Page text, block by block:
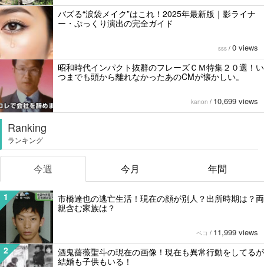
バズる“涙袋メイク”はこれ！2025年最新版｜影ライナ
ー・ぷっくり演出の完全ガイド
sss / 0 views
昭和時代インパクト抜群のフレーズＣＭ特集２０選！い
つまでも頭から離れなかったあのCMが懐かしい。
kanon / 10,699 views
Ranking
ランキング
今週 今月 年間
1
市橋達也の逃亡生活！現在の顔が別人？出所時期は？両
親含む家族は？
ペコ / 11,999 views
2
酒鬼薔薇聖斗の現在の画像！現在も異常行動をしてるが
結婚も子供もいる！